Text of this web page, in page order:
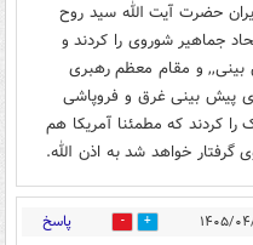
حضرت آیت الله سید روح
جماهیر شوروی را کردند و
و مقام معظم رهبری
پیش بینی غرق و فروپاشی
را کردند که مطمئنا آمریکا هم
خواهد شد به اذن الله.
13 پاسخ